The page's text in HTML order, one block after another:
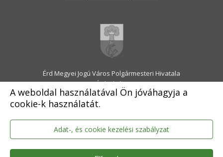
A weboldal használatával Ön jóváhagyja a
cookie-k használatát.
Adat-, és cookie kezelési szabályzat
Érd Megyei Jogú Város Polgármesteri Hivatala
2030 Érd, Alsó utca 1.
Levélcím: 2031 Érd, Pf.: 31
E-mail:onkormanyzat@erd.hu
Telefonközpont:06-23-522-300
Ügyfélszolgálat:06-23-522-301
Hivatali Kapu: ERDPH
KRID szám: 707189964